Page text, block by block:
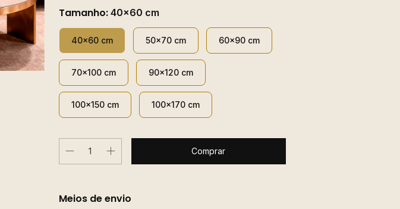
Tamanho: 40x60 cm
40x60 cm 50x70 cm 60x90 cm
70x100 cm 90x120 cm
100x150 cm 100x170 cm
Entregas para o CEP:
Meios de envio